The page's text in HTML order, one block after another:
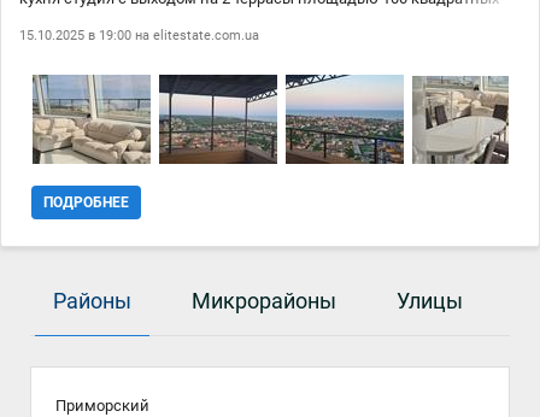
санузла. Джакузи! Квартира от Кадорр групп. Зимой был свет, вода,
электроэнергии! Есть шкаф-комната под лестницей. Тихий район.
Проход к морю 15 минут пешком. Школа и садик рядом. Во дворе
дома большая детская площадка, услуги нотариуса, аптека, салон
красоты, Центр развития ребенка.
15.10.2025 в 19:00 на elitestate.com.ua
ПОДРОБНЕЕ
Районы Микрорайоны Улицы
Приморский